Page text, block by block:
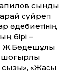
сынды
сүйреп
әдебиетінің
бірі –
Ж.Бөдешұлы
шоғырлы
«Жақсы